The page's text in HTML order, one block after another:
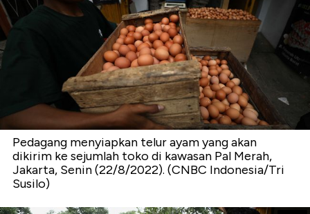
Pedagang menyiapkan telur ayam yang akan
dikirim ke sejumlah toko di kawasan Pal Merah,
Jakarta, Senin (22/8/2022). (CNBC Indonesia/Tri
Susilo)